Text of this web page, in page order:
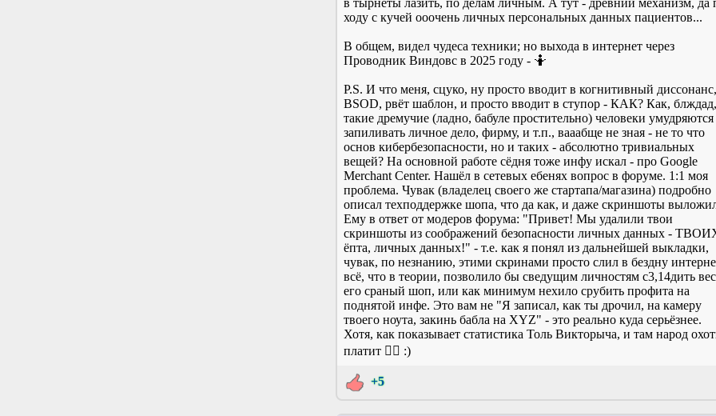
в тырнеты лазить, по делам личным. А тут - древний механизм, да
ходу с кучей ооочень личных персональных данных пациентов...
В общем, видел чудеса техники; но выхода в интернет через
Проводник Виндовс в 2025 году - 🤷
P.S. И что меня, сцуко, ну просто вводит в когнитивный диссонанс,
BSOD, рвёт шаблон, и просто вводит в ступор - КАК? Как, блждад,
такие дремучие (ладно, бабуле простительно) человеки умудряются
запиливать личное дело, фирму, и т.п., вааабще не зная - не то что
основ кибербезопасности, но и таких - абсолютно тривиальных
вещей? На основной работе сёдня тоже инфу искал - про Google
Merchant Center. Нашёл в сетевых ебенях вопрос в форуме. 1:1 моя
проблема. Чувак (владелец своего же стартапа/магазина) подробно
описал техподдержке шопа, что да как, и даже скриншоты
Ему в ответ от модеров форума: "Привет! Мы удалили твои
скриншоты из соображений безопасности личных данных -
ёпта, личных данных!" - т.е. как я понял из дальнейшей выкладки,
чувак, по незнанию, этими скринами просто слил в бездну
всё, что в теории, позволило бы сведущим личностям с3,14дить
его сраный шоп, или как минимум нехило срубить профита на
поднятой инфе. Это вам не "Я записал, как ты дрочил, на камеру
твоего ноута, закинь бабла на XYZ" - это реально куда серьёзнее.
Хотя, как показывает статистика Толь Викторыча, и там народ
платит 🤦‍♂️ :)
+5